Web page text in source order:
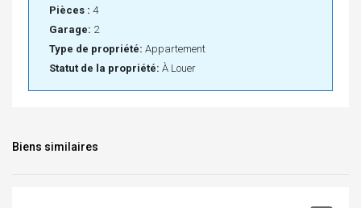
Pièces : 4
Garage: 2
Type de propriété: Appartement
Statut de la propriété: À Louer
Biens similaires